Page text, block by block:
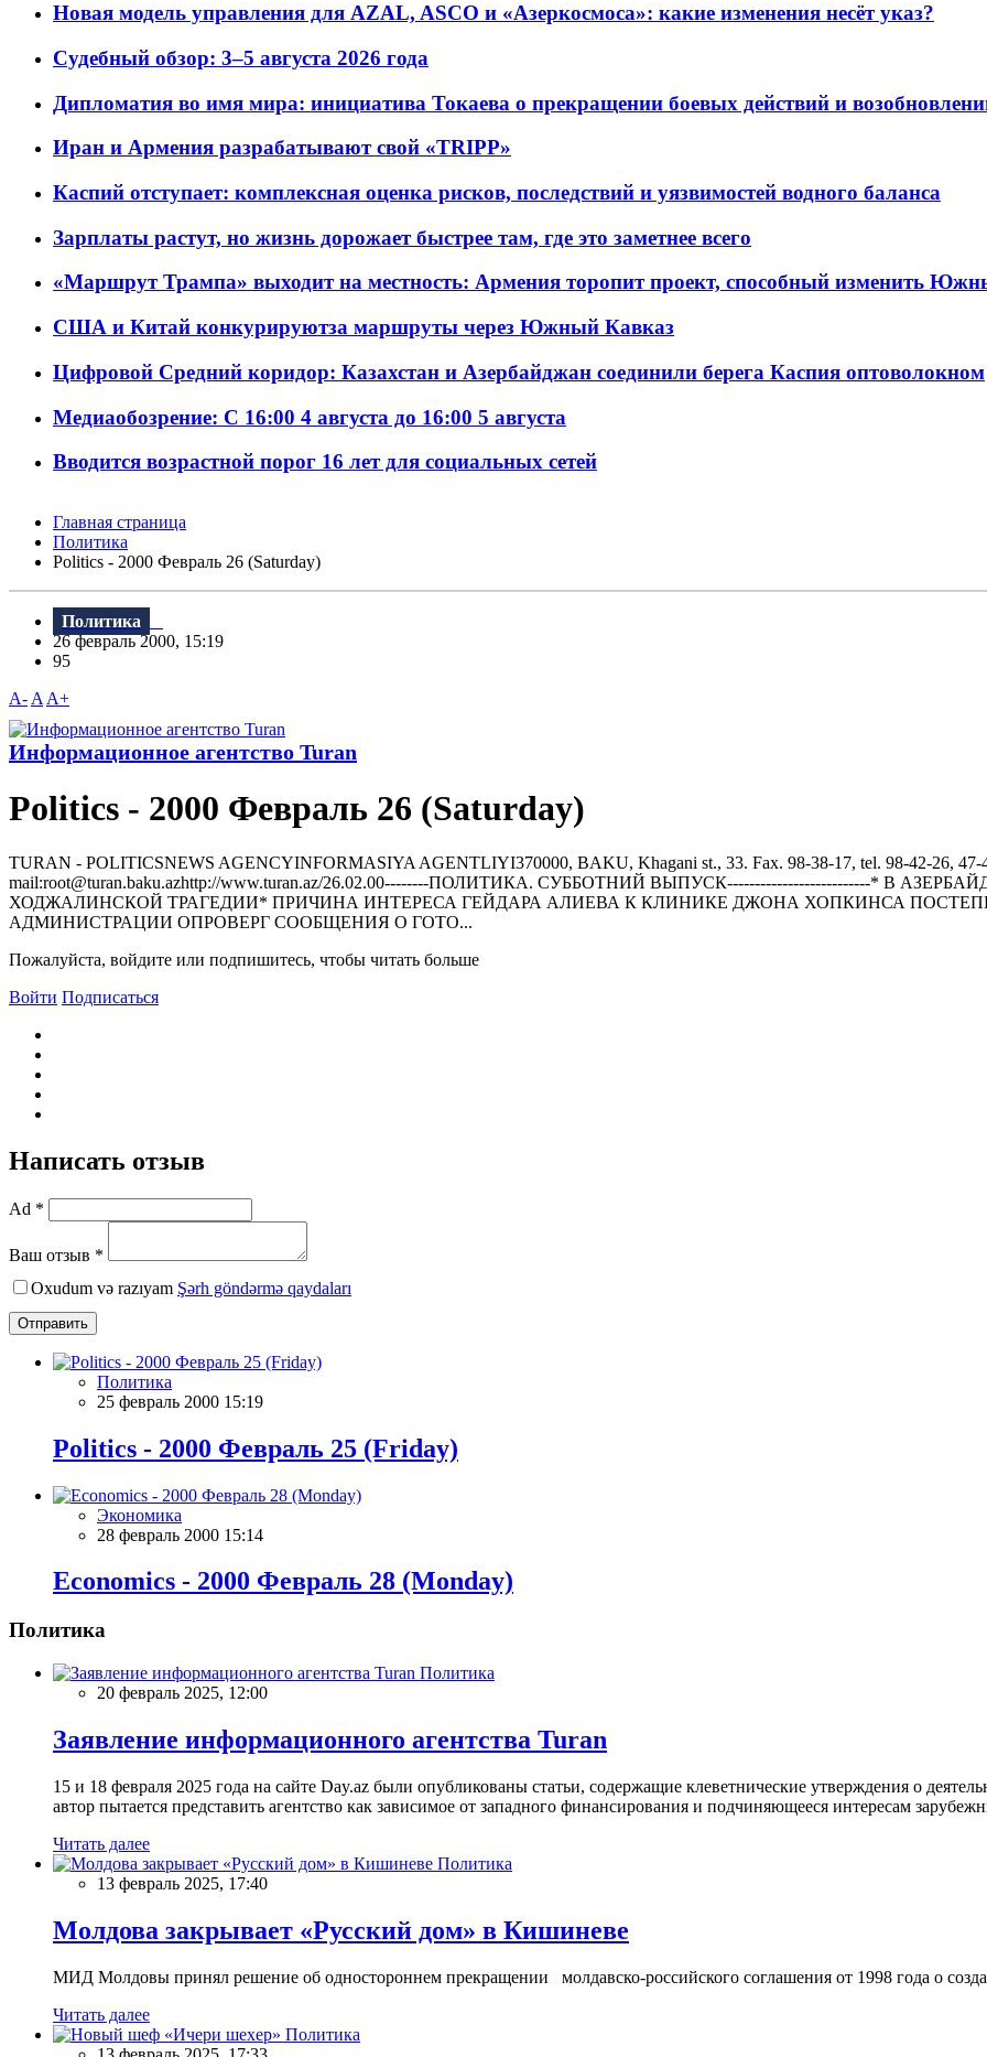
Новая модель управления для AZAL, ASCO и «Азеркосмоса»: какие изменения несёт указ?
Судебный обзор: 3–5 августа 2026 года
Дипломатия во имя мира: инициатива Токаева о прекращении боевых действий и
Иран и Армения разрабатывают свой «TRIPP»
Каспий отступает: комплексная оценка рисков, последствий и уязвимостей водного баланса
Зарплаты растут, но жизнь дорожает быстрее там, где это заметнее всего
«Маршрут Трампа» выходит на местность: Армения торопит проект, способный изменить
США и Китай конкурируютза маршруты через Южный Кавказ
Цифровой Средний коридор: Казахстан и Азербайджан соединили берега Каспия оптоволокном
Медиаобозрение: С 16:00 4 августа до 16:00 5 августа
Вводится возрастной порог 16 лет для социальных сетей
Главная страница
Политика
Politics - 2000 Февраль 26 (Saturday)
Политика
26 февраль 2000, 15:19
95
A- A A+
Информационное агентство Turan
Politics - 2000 Февраль 26 (Saturday)
TURAN - РOLITICSNEWS AGENCYINFORMASIYA AGENTLIYI370000, BAKU, Khagani st., 33. Fax. 98-38-17, tel. 98-42-26, 47-
mail:root@turan.baku.azhttр://www.turan.az/26.02.00--------ПОЛИТИКА. СУББОТНИЙ ВЫПУСК--------------------------* В
ХОДЖАЛИНСКОЙ ТРАГЕДИИ* ПРИЧИНА ИНТЕРЕСА ГЕЙДАРА АЛИЕВА К КЛИНИКЕ ДЖОНА ХОПКИНСА
АДМИНИСТРАЦИИ ОПРОВЕРГ СООБЩЕНИЯ О ГОТО...
Пожалуйста, войдите или подпишитесь, чтобы читать больше
Войти Подписаться
Написать отзыв
Ad *
Ваш отзыв *
Oxudum və razıyam Şərh göndərmə qaydaları
Отправить
Политика
25 февраль 2000 15:19
Politics - 2000 Февраль 25 (Friday)
Экономика
28 февраль 2000 15:14
Economics - 2000 Февраль 28 (Monday)
Политика
Политика
20 февраль 2025, 12:00
Заявление информационного агентства Turan
15 и 18 февраля 2025 года на сайте Day.az были опубликованы статьи, содержащие клеветнические утверждения о
автор пытается представить агентство как зависимое от западного финансирования и подчиняющееся интересам
Читать далее
Политика
13 февраль 2025, 17:40
Молдова закрывает «Русский дом» в Кишиневе
МИД Молдовы принял решение об одностороннем прекращении молдавско-российского соглашения от 1998 года о
Читать далее
Политика